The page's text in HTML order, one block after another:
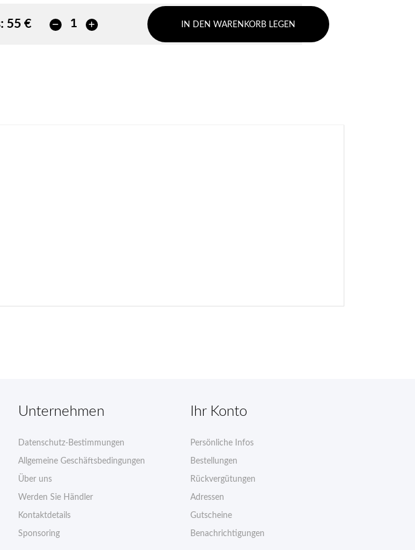
55 € IN DEN WARENKORB LEGEN
Unternehmen
Datenschutz-Bestimmungen
Allgemeine Geschäftsbedingungen
Über uns
Werden Sie Händler
Kontaktdetails
Sponsoring
Ihr Konto
Persönliche Infos
Bestellungen
Rückvergütungen
Adressen
Gutscheine
Benachrichtigungen